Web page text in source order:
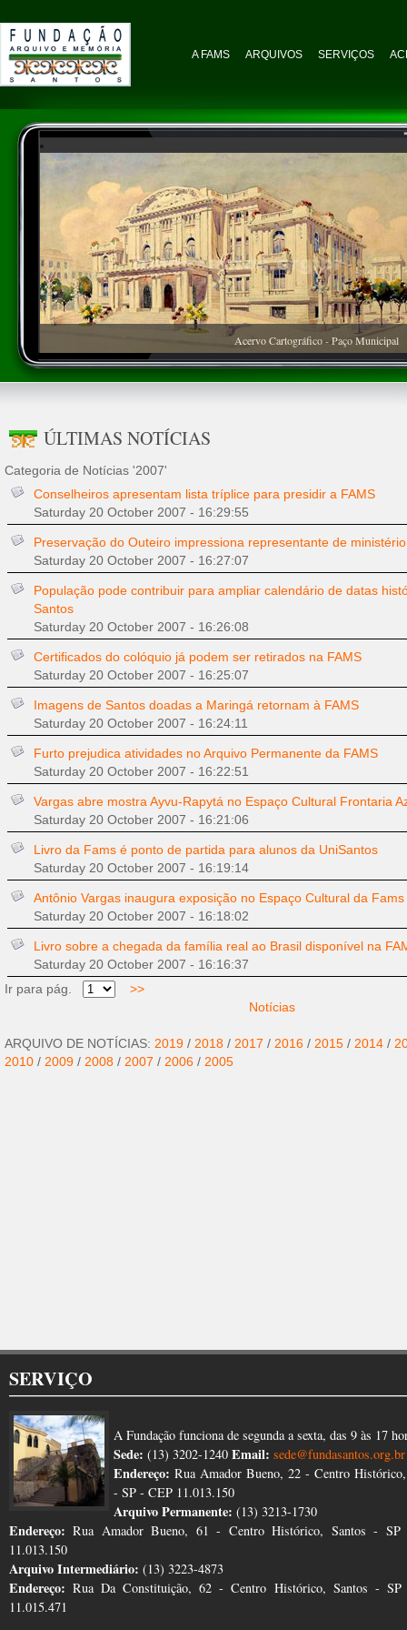
A FAMS ARQUIVOS SERVIÇOS
Acervo Cartográfico - Paço Municipal
ÚLTIMAS NOTÍCIAS
Categoria de Notícias '2007'
Conselheiros apresentam lista tríplice para presidir a FAMS
Saturday 20 October 2007 - 16:29:55
Preservação do Outeiro impressiona representante de
Saturday 20 October 2007 - 16:27:07
População pode contribuir para ampliar calendário de datas
Santos
Saturday 20 October 2007 - 16:26:08
Certificados do colóquio já podem ser retirados na FAMS
Saturday 20 October 2007 - 16:25:07
Imagens de Santos doadas a Maringá retornam à FAMS
Saturday 20 October 2007 - 16:24:11
Furto prejudica atividades no Arquivo Permanente da FAMS
Saturday 20 October 2007 - 16:22:51
Vargas abre mostra Ayvu-Rapytá no Espaço Cultural Frontaria
Saturday 20 October 2007 - 16:21:06
Livro da Fams é ponto de partida para alunos da UniSantos
Saturday 20 October 2007 - 16:19:14
Antônio Vargas inaugura exposição no Espaço Cultural da Fams
Saturday 20 October 2007 - 16:18:02
Livro sobre a chegada da família real ao Brasil disponível na
Saturday 20 October 2007 - 16:16:37
Ir para pág.
>>
Notícias
ARQUIVO DE NOTÍCIAS: 2019 / 2018 / 2017 / 2016 / 2015 / 2014 /
2010 / 2009 / 2008 / 2007 / 2006 / 2005
SERVIÇO
A Fundação funciona de segunda a sexta, das 9 às 17
Sede: (13) 3202-1240 Email: sede@fundasantos.org.br
Endereço: Rua Amador Bueno, 22 - Centro
- SP - CEP 11.013.150
Arquivo Permanente: (13) 3213-1730
Endereço: Rua Amador Bueno, 61 - Centro Histórico, Santos -
11.013.150
Arquivo Intermediário: (13) 3223-4873
Endereço: Rua Da Constituição, 62 - Centro Histórico, Santos -
11.015.471